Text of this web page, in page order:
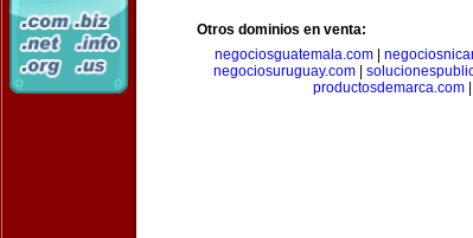
Otros dominios en venta:
negociosguatemala.com
negociosuruguay.com
productosdemarca.com